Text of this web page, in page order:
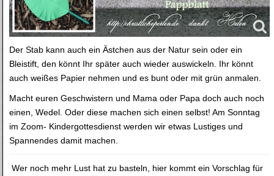
Der Stab kann auch ein Ästchen aus der Natur sein oder ein
Bleistift, den könnt Ihr später auch wieder auswickeln. Ihr könnt
auch weißes Papier nehmen und es bunt oder mit grün anmalen.
Macht euren Geschwistern und Mama oder Papa doch auch noch
einen, Wedel. Oder diese machen sich einen selbst! Am Sonntag
im Zoom- Kindergottesdienst werden wir etwas Lustiges und
Spannendes damit machen.
Wer noch mehr Lust hat zu basteln, hier kommt ein Vorschlag für